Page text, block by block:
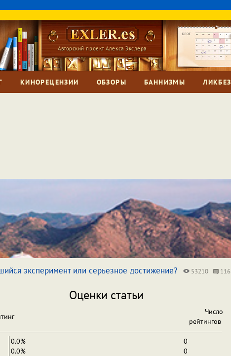
Авторский проект Алекса Экслера
КИНОРЕЦЕНЗИИ ОБЗОРЫ БАННИЗМЫ ЛИКБЕЗ
эксперимент или серьезное достижение? 53210 116
Оценки статьи
Число
рейтингов
0.0%
0
0.0%
0